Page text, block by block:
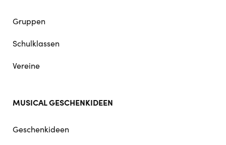
Gruppen
Schulklassen
Vereine
MUSICAL GESCHENKIDEEN
Geschenkideen